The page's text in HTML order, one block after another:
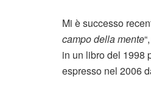
Mi è successo
campo della mente
in un libro del 1998
espresso nel 2006